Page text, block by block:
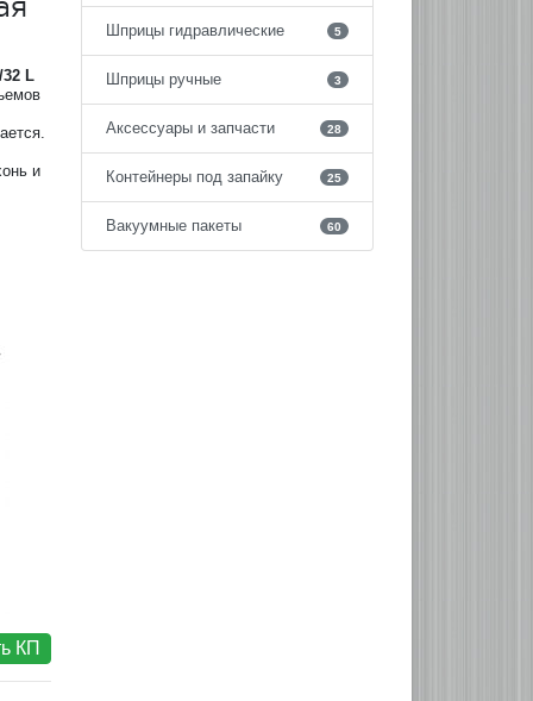
L
и
КП
Шприцы гидравлические 5
Шприцы ручные 3
Аксессуары и запчасти 28
Контейнеры под запайку 25
Вакуумные пакеты 60